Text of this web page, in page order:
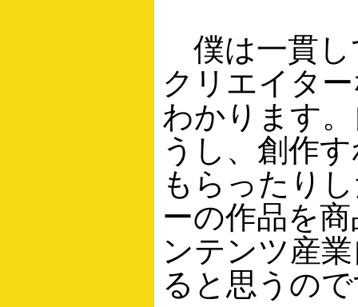
僕は一貫し
クリエイタ
わかります
うし、創作
もらったり
ーの作品を
ンテンツ産
ると思うの